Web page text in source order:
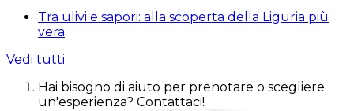
Tra ulivi e sapori: alla scoperta della Liguria più
vera
Vedi tutti
Hai bisogno di aiuto per prenotare o scegliere
un'esperienza? Contattaci!